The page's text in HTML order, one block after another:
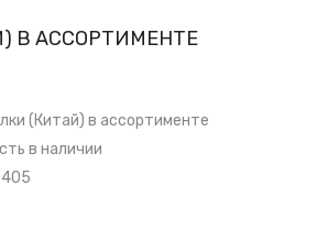
В АССОРТИМЕНТЕ
(Китай) в ассортименте
в наличии